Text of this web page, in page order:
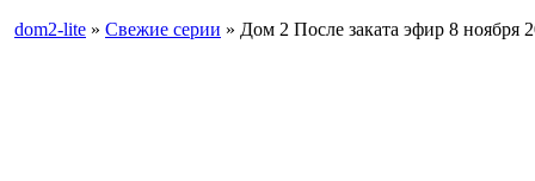
dom2-lite » Свежие серии » Дом 2 После заката эфир 8 ноября